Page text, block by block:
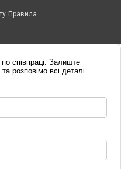
Правила
співпраці. Залиште
розповімо всі деталі